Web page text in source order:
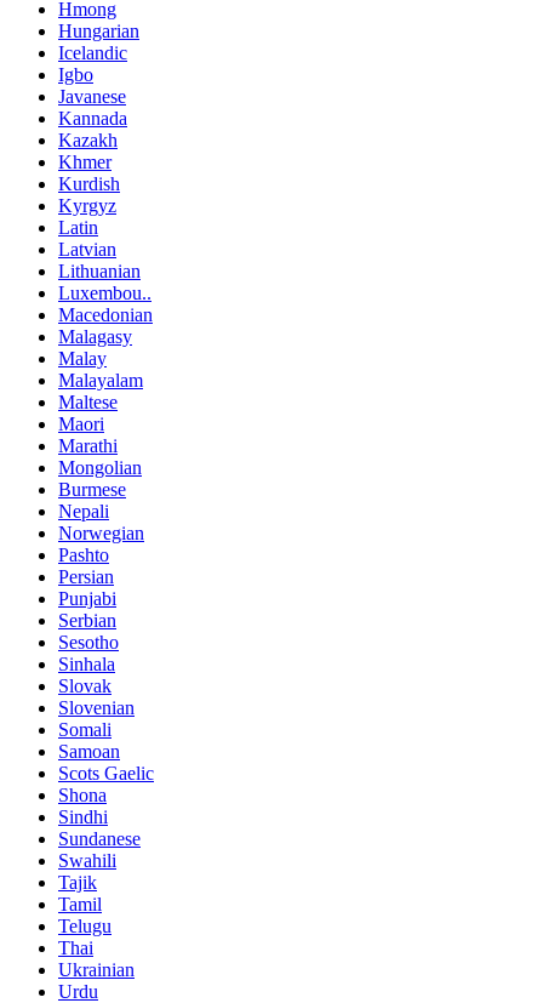
Hmong
Hungarian
Icelandic
Igbo
Javanese
Kannada
Kazakh
Khmer
Kurdish
Kyrgyz
Latin
Latvian
Lithuanian
Luxembou..
Macedonian
Malagasy
Malay
Malayalam
Maltese
Maori
Marathi
Mongolian
Burmese
Nepali
Norwegian
Pashto
Persian
Punjabi
Serbian
Sesotho
Sinhala
Slovak
Slovenian
Somali
Samoan
Scots Gaelic
Shona
Sindhi
Sundanese
Swahili
Tajik
Tamil
Telugu
Thai
Ukrainian
Urdu